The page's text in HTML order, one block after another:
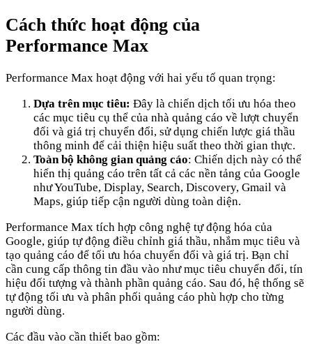
Cách thức hoạt động của
Performance Max
Performance Max hoạt động với hai yếu tố quan trọng:
Dựa trên mục tiêu: Đây là chiến dịch tối ưu hóa theo
các mục tiêu cụ thể của nhà quảng cáo về lượt chuyển
đổi và giá trị chuyển đổi, sử dụng chiến lược giá thầu
thông minh để cải thiện hiệu suất theo thời gian thực.
Toàn bộ không gian quảng cáo: Chiến dịch này có thể
hiển thị quảng cáo trên tất cả các nền tảng của Google
như YouTube, Display, Search, Discovery, Gmail và
Maps, giúp tiếp cận người dùng toàn diện.
Performance Max tích hợp công nghệ tự động hóa của
Google, giúp tự động điều chỉnh giá thầu, nhắm mục tiêu và
tạo quảng cáo để tối ưu hóa chuyển đổi và giá trị. Bạn chỉ
cần cung cấp thông tin đầu vào như mục tiêu chuyển đổi, tín
hiệu đối tượng và thành phần quảng cáo. Sau đó, hệ thống sẽ
tự động tối ưu và phân phối quảng cáo phù hợp cho từng
người dùng.
Các đầu vào cần thiết bao gồm: